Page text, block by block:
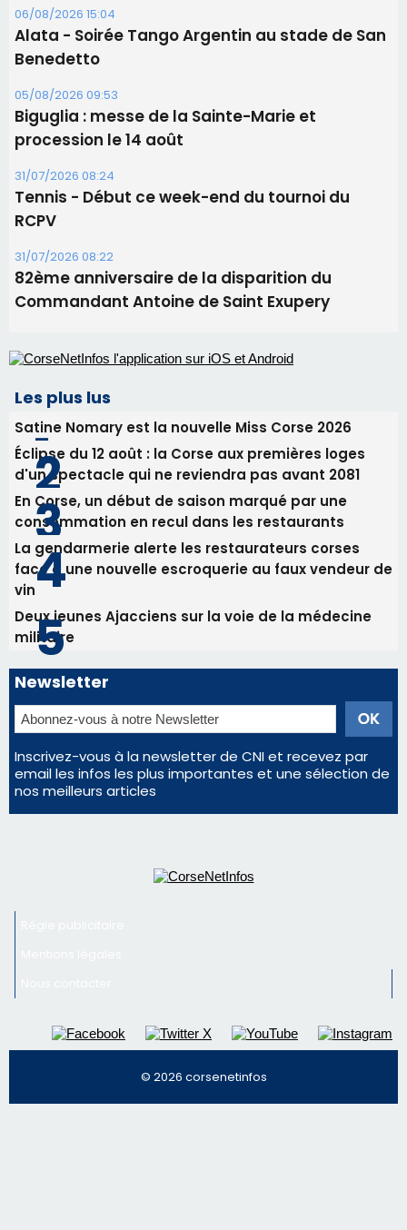
31/07/2026 08:24
Tennis - Début ce week-end du tournoi du
RCPV
31/07/2026 08:22
82ème anniversaire de la disparition du
Commandant Antoine de Saint Exupery
Les plus lus
Satine Nomary est la nouvelle Miss Corse 2026
Éclipse du 12 août : la Corse aux premières loges
d'un spectacle qui ne reviendra pas avant 2081
consommation en recul dans les restaurants
face à une nouvelle escroquerie au faux vendeur de
vin
Deux jeunes Ajacciens sur la voie de la médecine
militaire
Newsletter
Inscrivez-vous à la newsletter de CNI et recevez par
email les infos les plus importantes et une sélection de
nos meilleurs articles
Régie publicitaire
Mentions légales
Nous contacter